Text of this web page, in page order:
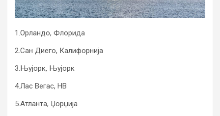
1.Орландо, Флорида
2.Сан Диего, Калифорнија
3.Њујорк, Њујорк
4.Лас Вегас, НВ
5.Атланта, Џорџија